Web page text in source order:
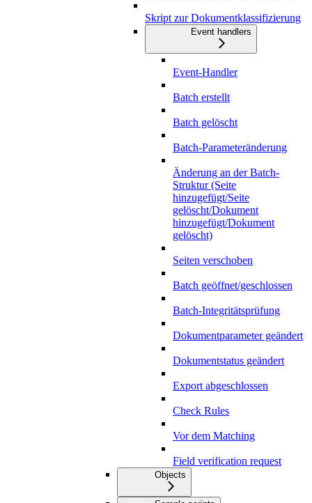
Skript zur Dokumentklassifizierung
Event handlers
Event-Handler
Batch erstellt
Batch gelöscht
Batch-Parameteränderung
Änderung an der Batch-
Struktur (Seite
hinzugefügt/Seite
gelöscht/Dokument
hinzugefügt/Dokument
gelöscht)
Seiten verschoben
Batch geöffnet/geschlossen
Batch-Integritätsprüfung
Dokumentparameter geändert
Dokumentstatus geändert
Export abgeschlossen
Check Rules
Vor dem Matching
Field verification request
Objects